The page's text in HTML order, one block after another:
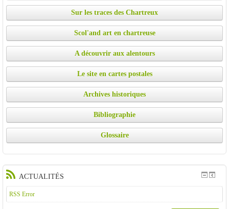
Sur les traces des Chartreux
Scol'and art en chartreuse
A découvrir aux alentours
Le site en cartes postales
Archives historiques
Bibliographie
Glossaire
ACTUALITÉS
RSS Error